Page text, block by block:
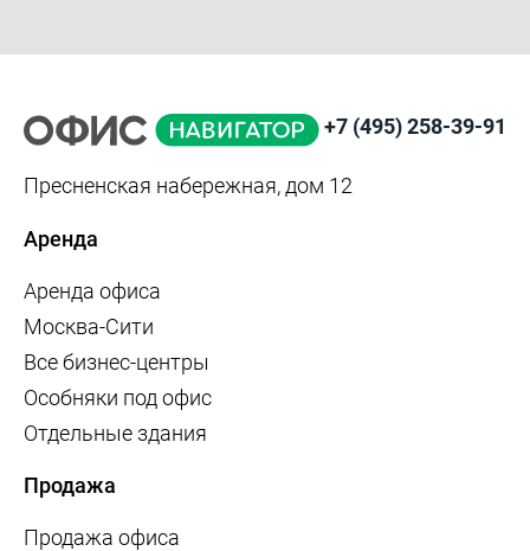
+7 (495) 258-39-91
Пресненская набережная, дом 12
Аренда
Аренда офиса
Москва-Сити
Все бизнес-центры
Особняки под офис
Отдельные здания
Продажа
Продажа офиса